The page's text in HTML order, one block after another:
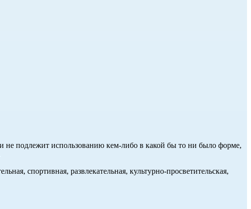
не подлежит использованию кем-либо в какой бы то ни было форме,
спортивная, развлекательная, культурно-просветительская,